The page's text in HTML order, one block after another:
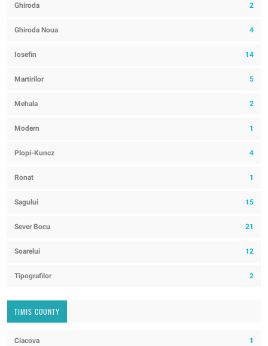
Ghiroda 2
Ghiroda Noua 4
Iosefin 14
Martirilor 5
Mehala 2
Modern 1
Plopi-Kuncz 4
Ronat 1
Sagului 15
Sever Bocu 21
Soarelui 12
Tipografilor 2
TIMIS COUNTY
Ciacova 1